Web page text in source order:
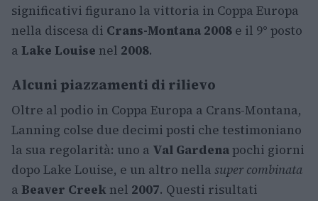
significativi figurano la vittoria in Coppa Europa
nella discesa di Crans-Montana 2008 e il 9° posto
a Lake Louise nel 2008.
Alcuni piazzamenti di rilievo
Oltre al podio in Coppa Europa a Crans-Montana,
Lanning colse due decimi posti che testimoniano
la sua regolarità: uno a Val Gardenapochi giorni
dopo Lake Louise, e un altro nella super combinata
a Beaver Creek nel 2007. Questi risultati